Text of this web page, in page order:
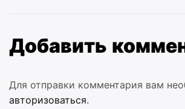
Добавить
Для отправки комментария вам
авторизоваться.